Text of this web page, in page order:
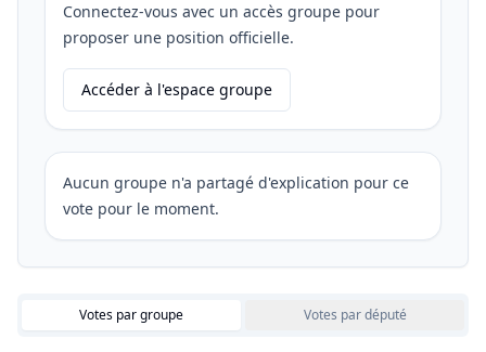
Connectez-vous avec un accès groupe pour
proposer une position officielle.
Accéder à l'espace groupe
Aucun groupe n'a partagé d'explication pour ce
vote pour le moment.
Votes par groupe Votes par député